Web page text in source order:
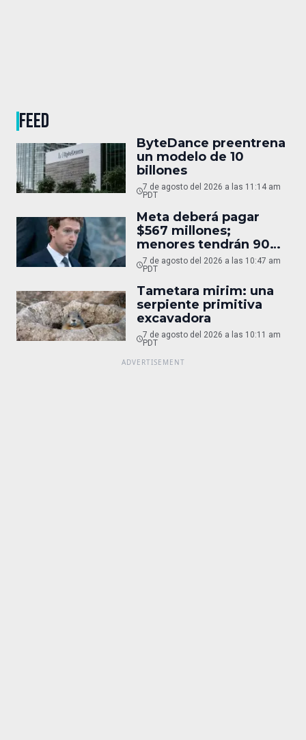
FEED
ByteDance preentrena
un modelo de 10
billones
7 de agosto del 2026 a las 11:14 am
PDT
Meta deberá pagar
$567 millones;
menores tendrán 90
horas
7 de agosto del 2026 a las 10:47 am
PDT
Tametara mirim: una
serpiente primitiva
excavadora
7 de agosto del 2026 a las 10:11 am
PDT